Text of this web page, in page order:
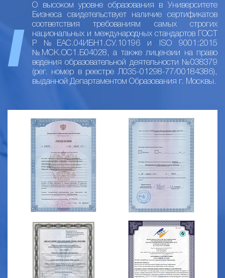
О высоком уровне образования в Университете
Бизнеса свидетельствует наличие сертификатов
соответствия требованиям самых строгих
национальных и международных стандартов ГОСТ
Р №ЕАС.04ИБН1.СУ.10196 и ISO 9001:2015
№МСК.ОС1.Б04028, а также лицензии на право
ведения образовательной деятельности №038379
(рег. номер в реестре Л035-01298-77/00184386),
выданной Департаментом Образования г. Москвы.